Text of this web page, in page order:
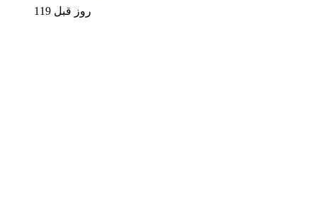
119 روز قبل